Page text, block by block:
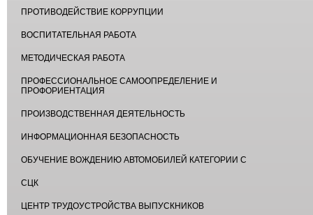
ПРОТИВОДЕЙСТВИЕ КОРРУПЦИИ
ВОСПИТАТЕЛЬНАЯ РАБОТА
МЕТОДИЧЕСКАЯ РАБОТА
ПРОФЕССИОНАЛЬНОЕ САМООПРЕДЕЛЕНИЕ И
ПРОФОРИЕНТАЦИЯ
ПРОИЗВОДСТВЕННАЯ ДЕЯТЕЛЬНОСТЬ
ИНФОРМАЦИОННАЯ БЕЗОПАСНОСТЬ
ОБУЧЕНИЕ ВОЖДЕНИЮ АВТОМОБИЛЕЙ КАТЕГОРИИ С
СЦК
ЦЕНТР ТРУДОУСТРОЙСТВА ВЫПУСКНИКОВ